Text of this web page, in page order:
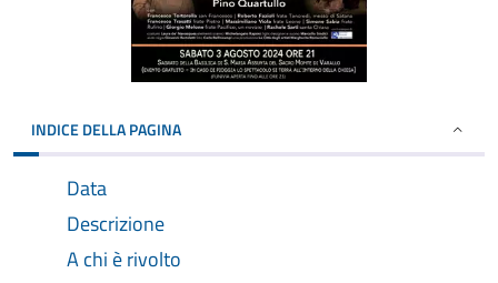
INDICE DELLA PAGINA
Data
Descrizione
A chi è rivolto